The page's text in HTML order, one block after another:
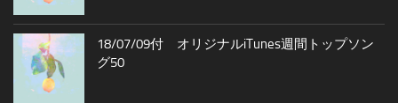
18/07/09付 オリジナルiTunes週間トップソン
グ50